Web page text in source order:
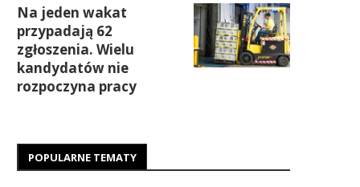
Na jeden wakat
przypadają 62
zgłoszenia. Wielu
kandydatów nie
rozpoczyna pracy
POPULARNE TEMATY